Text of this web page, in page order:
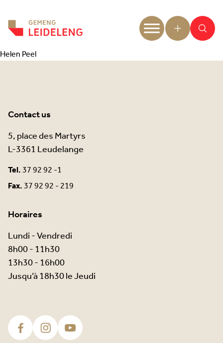
Helen Peel
Contact us
5, place des Martyrs
L-3361 Leudelange
Tel.37 92 92 -1
Fax.37 92 92 - 219
Horaires
Lundi - Vendredi
8h00 - 11h30
13h30 - 16h00
Jusqu’à 18h30 le Jeudi